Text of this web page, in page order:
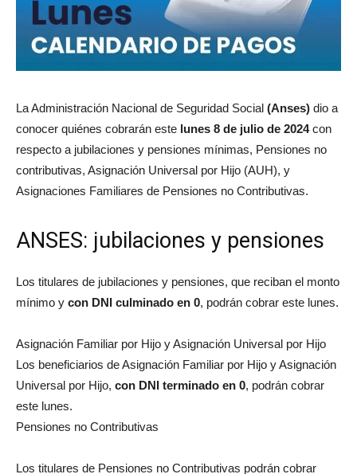
La Administración Nacional de Seguridad Social (Anses) dio a
conocer quiénes cobrarán este lunes 8 de julio de 2024con
respecto a jubilaciones y pensiones mínimas, Pensiones no
contributivas, Asignación Universal por Hijo (AUH), y
Asignaciones Familiares de Pensiones no Contributivas.
ANSES: jubilaciones y pensiones
Los titulares de jubilaciones y pensiones, que reciban el monto
mínimo y con DNI culminado en 0, podrán cobrar este lunes.
Asignación Familiar por Hijo y Asignación Universal por Hijo
Los beneficiarios de Asignación Familiar por Hijo y Asignación
Universal por Hijo, con DNI terminado en 0, podrán cobrar
este lunes.
Pensiones no Contributivas
Los titulares de Pensiones no Contributivas podrán cobrar